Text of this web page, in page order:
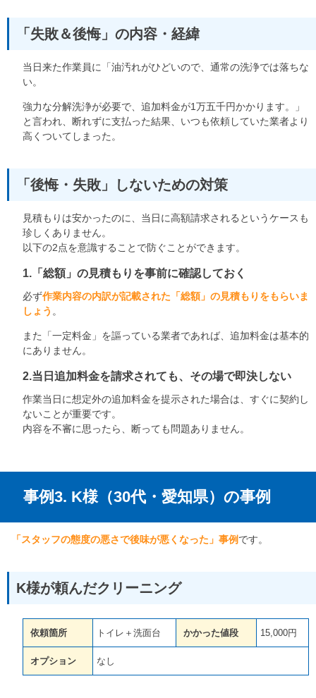
「失敗＆後悔」の内容・経緯
当日来た作業員に「油汚れがひどいので、通常の洗浄では落ちな
い。
強力な分解洗浄が必要で、追加料金が1万五千円かかります。」
と言われ、断れずに支払った結果、いつも依頼していた業者より
高くついてしまった。
「後悔・失敗」しないための対策
見積もりは安かったのに、当日に高額請求されるというケースも
珍しくありません。
以下の2点を意識することで防ぐことができます。
1.「総額」の見積もりを事前に確認しておく
必ず作業内容の内訳が記載された「総額」の見積もりをもらいま
しょう 。
また「一定料金」を謳っている業者であれば、追加料金は基本的
にありません。
2.当日追加料金を請求されても、その場で即決しない
作業当日に想定外の追加料金を提示された場合は、すぐに契約し
ないことが重要です。
内容を不審に思ったら、断っても問題ありません。
事例3. K様（30代・愛知県）の事例
「スタッフの態度の悪さで後味が悪くなった」事例です。
K様が頼んだクリーニング
依頼箇所 トイレ＋洗面台 かかった値段 15,000円
オプション なし